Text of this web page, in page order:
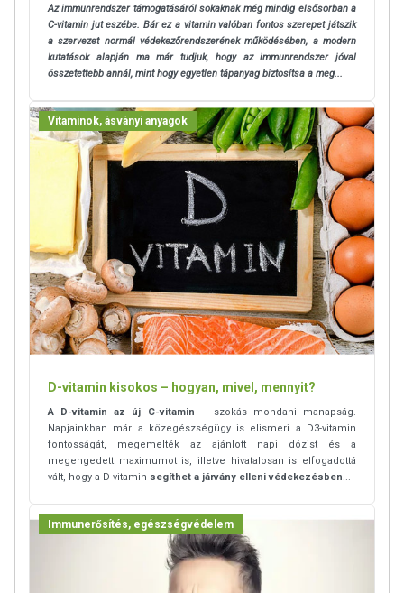
Az immunrendszer támogatásáról sokaknak még mindig elsősorban a
C-vitamin jut eszébe. Bár ez a vitamin valóban fontos szerepet játszik
a szervezet normál védekezőrendszerének működésében, a modern
kutatások alapján ma már tudjuk, hogy az immunrendszer jóval
összetettebb annál, mint hogy egyetlen tápanyag biztosítsa a meg...
Vitaminok, ásványi anyagok
D-vitamin kisokos – hogyan, mivel, mennyit?
A D-vitamin az új C-vitamin – szokás mondani manapság.
Napjainkban már a közegészségügy is elismeri a D3-vitamin
fontosságát, megemelték az ajánlott napi dózist és a
megengedett maximumot is, illetve hivatalosan is elfogadottá
vált, hogy a D vitamin segíthet a járvány elleni védekezésben...
Immunerősítés, egészségvédelem